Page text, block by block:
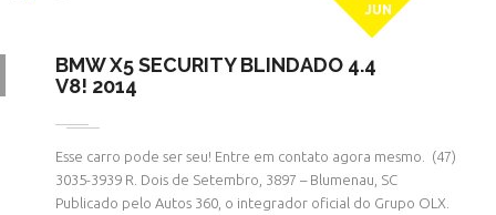
BMW X5 SECURITY BLINDADO 4.4
V8! 2014
JUN
Esse carro pode ser seu! Entre em contato agora mesmo. ㅤㅤ (47)
3035-3939 R. Dois de Setembro, 3897 – Blumenau, SC
Publicado pelo Autos 360, o integrador oficial do Grupo OLX.